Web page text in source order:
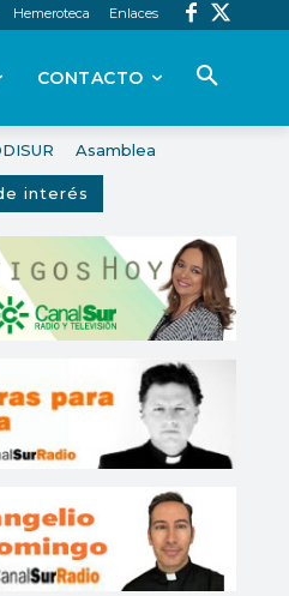
Hemeroteca Enlaces
CONTACTO
Asamblea
interés